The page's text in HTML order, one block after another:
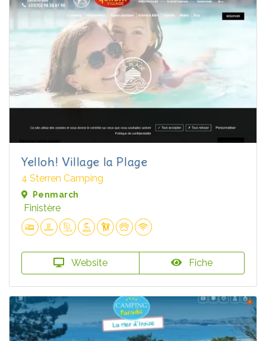
Yelloh! Village la Plage
4 Sterren Camping
Penmarch
Finistère
Website Fiche